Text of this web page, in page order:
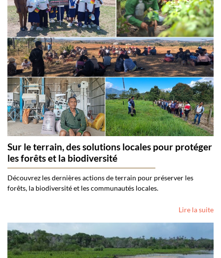
Sur le terrain, des solutions locales pour protéger
les forêts et la biodiversité
Découvrez les dernières actions de terrain pour préserver les
forêts, la biodiversité et les communautés locales.
Lire la suite